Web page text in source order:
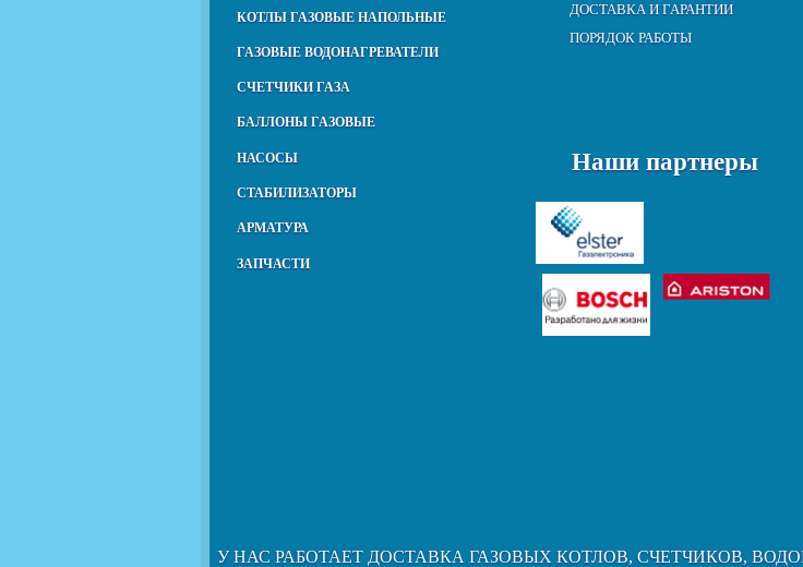
КОТЛЫ ГАЗОВЫЕ НАПОЛЬНЫЕ
ГАЗОВЫЕ ВОДОНАГРЕВАТЕЛИ
СЧЕТЧИКИ ГАЗА
БАЛЛОНЫ ГАЗОВЫЕ
НАСОСЫ
СТАБИЛИЗАТОРЫ
АРМАТУРА
ЗАПЧАСТИ
ДОСТАВКА И ГАРАНТИИ
ПОРЯДОК РАБОТЫ
Наши партнеры
У НАС РАБОТАЕТ ДОСТАВКА ГАЗОВЫХ КОТЛОВ, СЧЕТЧИКОВ,